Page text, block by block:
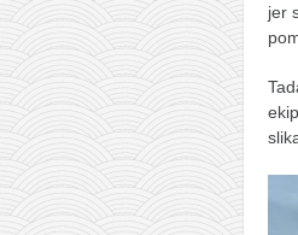
jer